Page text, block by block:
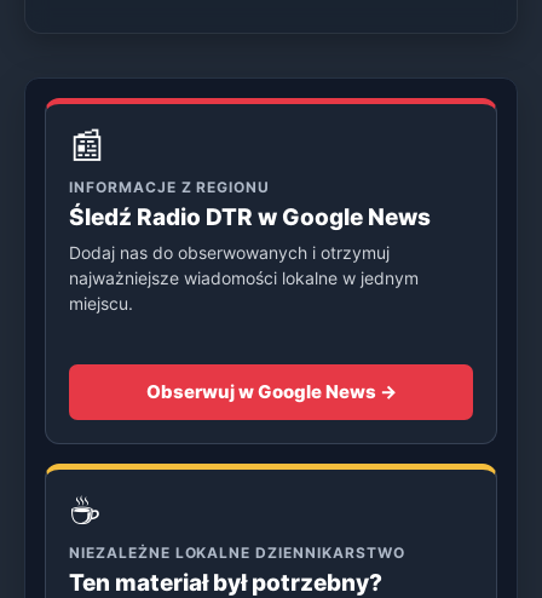
📰
INFORMACJE Z REGIONU
Śledź Radio DTR w Google News
Dodaj nas do obserwowanych i otrzymuj
najważniejsze wiadomości lokalne w jednym
miejscu.
Obserwuj w Google News →
☕
NIEZALEŻNE LOKALNE DZIENNIKARSTWO
Ten materiał był potrzebny?